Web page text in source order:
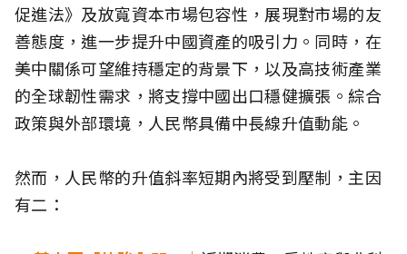
促進法》及放寬資本市場包容性，展現對市場的友
善態度，進一步提升中國資產的吸引力。同時，在
美中關係可望維持穩定的背景下，以及高技術產業
的全球韌性需求，將支撐中國出口穩健擴張。綜合
政策與外部環境，人民幣具備中長線升值動能。
然而，人民幣的升值斜率短期內將受到壓制，主因
有二：